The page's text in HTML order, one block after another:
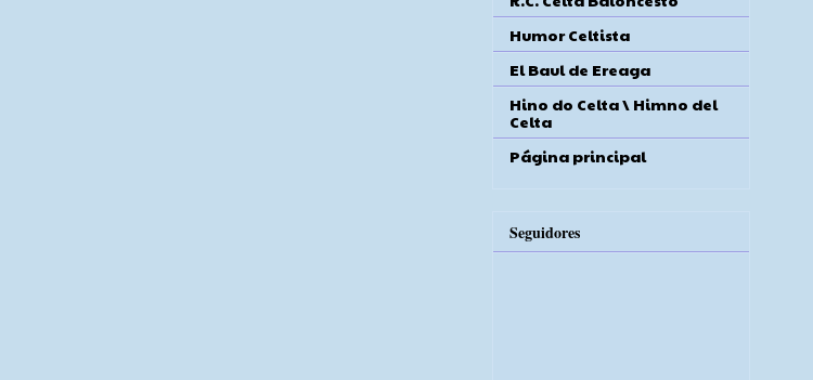
Humor Celtista
El Baul de Ereaga
Hino do Celta \ Himno del
Celta
Página principal
Seguidores